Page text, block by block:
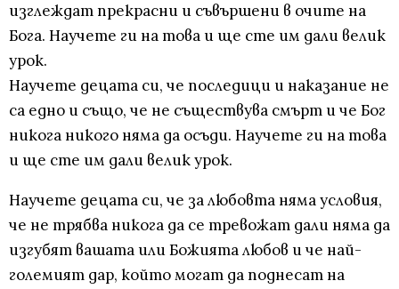
изглеждат прекрасни и съвършени в очите на
Бога. Научете ги на това и ще сте им дали велик
урок.
Научете децата си, че последици и наказание не
са едно и също, че не съществува смърт и че Бог
никога никого няма да осъди. Научете ги на това
и ще сте им дали велик урок.
Научете децата си, че за любовта няма условия,
че не трябва никога да се тревожат дали няма да
изгубят вашата или Божията любов и че най-
големият дар, който могат да поднесат на